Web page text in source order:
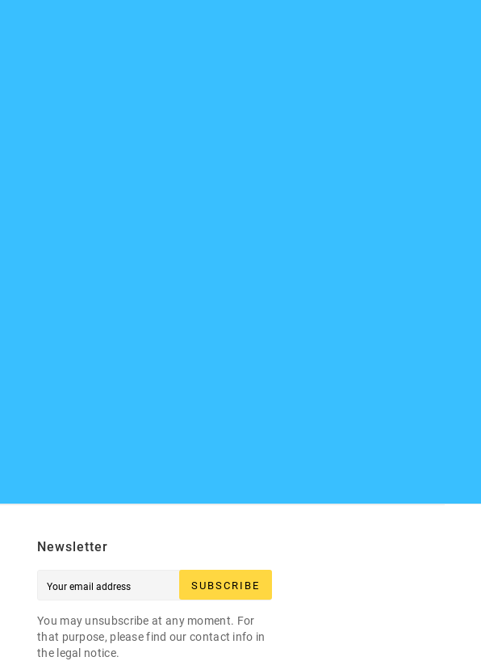
Newsletter
SUBSCRIBE
You may unsubscribe at any moment. For
that purpose, please find our contact info in
the legal notice.